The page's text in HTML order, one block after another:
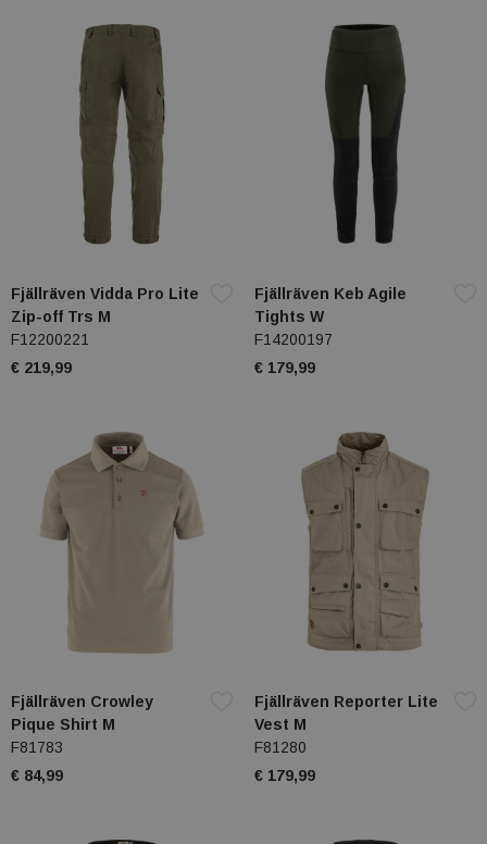
Fjällräven Vidda Pro Lite
Zip-off Trs M
F12200221
€ 219,99
Fjällräven Keb Agile
Tights W
F14200197
€ 179,99
Fjällräven Crowley
Pique Shirt M
F81783
€ 84,99
Fjällräven Reporter Lite
Vest M
F81280
€ 179,99